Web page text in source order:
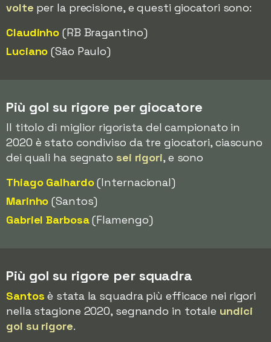
volte per la precisione, e questi giocatori sono:
Claudinho (RB Bragantino)
Luciano (São Paulo)
Più gol su rigore per giocatore
Il titolo di miglior rigorista del campionato in
2020 è stato condiviso da tre giocatori, ciascuno
dei quali ha segnato sei rigori, e sono
Thiago Galhardo(Internacional)
Marinho (Santos)
Gabriel Barbosa(Flamengo)
Più gol su rigore per squadra
Santos è stata la squadra più efficace nei rigori
nella stagione 2020, segnando in totale undici
gol su rigore.